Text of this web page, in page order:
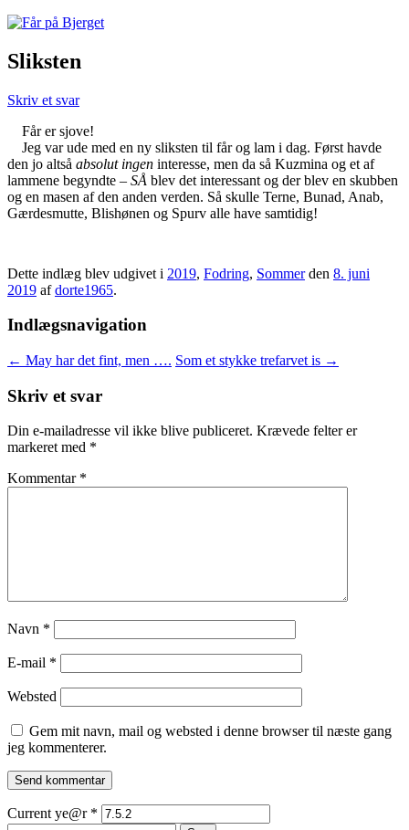
Sliksten
Skriv et svar
Får er sjove!
Jeg var ude med en ny sliksten til får og lam i dag. Først havde
den jo altså absolut ingen interesse, men da så Kuzmina og et af
lammene begyndte – SÅ blev det interessant og der blev en skubben
og en masen af den anden verden. Så skulle Terne, Bunad, Anab,
Gærdesmutte, Blishønen og Spurv alle have samtidig!
Dette indlæg blev udgivet i 2019, Fodring, Sommerden 8. juni
2019 afdorte1965.
Indlægsnavigation
← May har det fint, men …. Som et stykke trefarvet is →
Skriv et svar
Din e-mailadresse vil ikke blive publiceret. Krævede felter er
markeret med *
Kommentar *
Navn *
E-mail *
Websted
Gem mit navn, mail og websted i denne browser til næste gang
jeg kommenterer.
Current ye@r *